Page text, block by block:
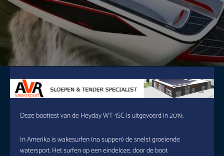
Deze boottest van de Heyday WT-1SC is uitgevoerd in 2019.
In Amerika is wakesurfen (na suppen) de snelst groeiende
watersport. Het surfen op een eindeloze, door de boot